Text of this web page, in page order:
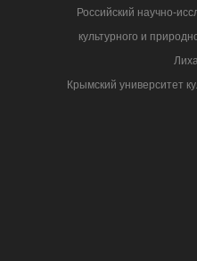
Российский научно-
культурного и
Крымский университет